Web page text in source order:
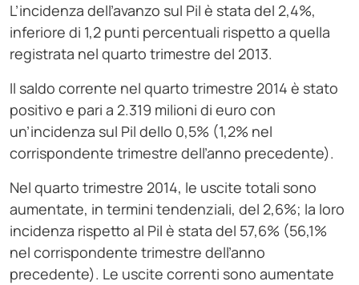
L’incidenza dell’avanzo sul Pil è stata del 2,4%,
inferiore di 1,2 punti percentuali rispetto a quella
registrata nel quarto trimestre del 2013.
Il saldo corrente nel quarto trimestre 2014 è stato
positivo e pari a 2.319 milioni di euro con
un’incidenza sul Pil dello 0,5% (1,2% nel
corrispondente trimestre dell’anno precedente).
Nel quarto trimestre 2014, le uscite totali sono
aumentate, in termini tendenziali, del 2,6%; la loro
incidenza rispetto al Pil è stata del 57,6% (56,1%
nel corrispondente trimestre dell’anno
precedente). Le uscite correnti sono aumentate